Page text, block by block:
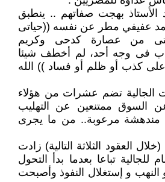
الأستاذ بهجت صفاتهم .. ينطبق
عفيفي مطر عن نفسه ((حياتى
من عصارة كدحى وكريم
فى وجه أحد، لم أخطف شيئا
كذب أو ظلم أو فساد )) الله
الجالية تضم عشرات من هؤلاء
عن السوق ممتنعين عن التهليب
مندهشة مرعوبة.. من ما يجرى
العقود الثلاثة التالية) زادت
للجالية تباعا بعدما بدأ التحول
النهب و إستغلال النفوذ وأصبحت